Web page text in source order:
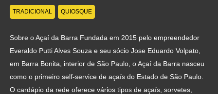
Sucesso
TRADICIONAL QUIOSQUE
Sobre o Açaí da Barra Fundada em 2015 pelo empreendedor
Everaldo Putti Alves Souza e seu sócio Jose Eduardo Volpato,
em Barra Bonita, interior de São Paulo, o Açaí da Barra nasceu
como o primeiro self-service de açaís do Estado de São Paulo.
O cardápio da rede oferece vários tipos de açaís, sorvetes,